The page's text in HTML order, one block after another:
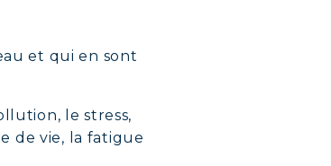
et qui en sont
le stress,
de vie, la fatigue